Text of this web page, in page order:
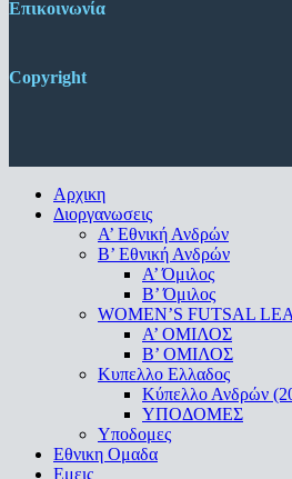
Επικοινωνία
Copyright
Close
Menu
Αρχικη
Διοργανωσεις
Α’ Εθνική Ανδρών
Β’ Εθνική Ανδρών
A’ Όμιλος
Β’ Όμιλος
WOMEN’S FUTSAL
A’ ΟΜΙΛΟΣ
Β’ ΟΜΙΛΟΣ
Κυπελλο Ελλαδος
Κύπελλο Ανδρών
ΥΠΟΔΟΜΕΣ
Υποδομες
Εθνικη Ομαδα
Εμεις